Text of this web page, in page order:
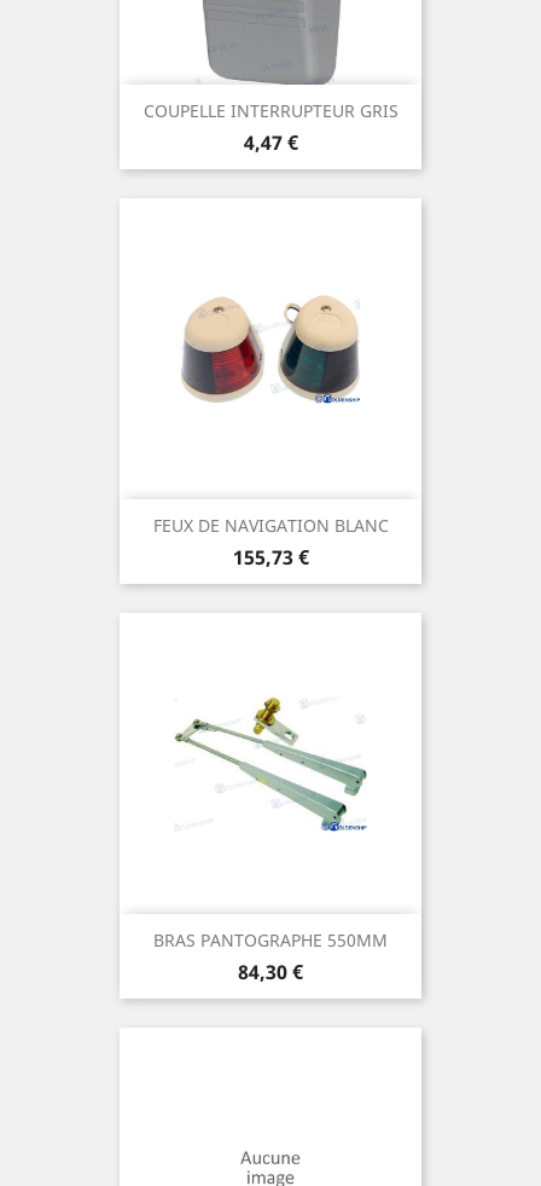
COUPELLE INTERRUPTEUR GRIS
Prix
4,47 €
FEUX DE NAVIGATION BLANC
Prix
155,73 €
BRAS PANTOGRAPHE 550MM
Prix
84,30 €